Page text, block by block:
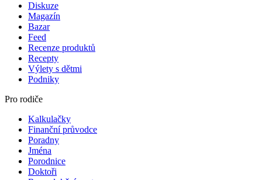
Diskuze
Magazín
Bazar
Feed
Recenze produktů
Recepty
Výlety s dětmi
Podniky
Pro rodiče
Kalkulačky
Finanční průvodce
Poradny
Jména
Porodnice
Doktoři